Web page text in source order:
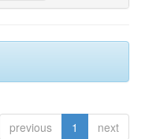
previous 1 next